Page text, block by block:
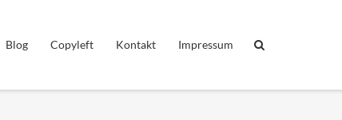
Blog Copyleft Kontakt Impressum